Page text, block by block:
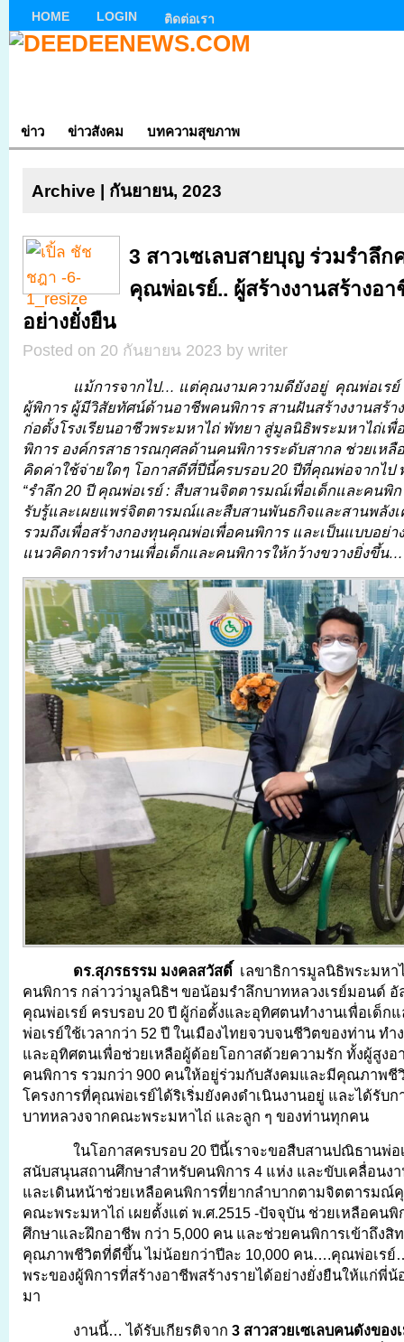
HOME LOGIN ติดต่อเรา
ข่าว ข่าวสังคม บทความสุขภาพ
Archive | กันยายน, 2023
3 สาวเซเลบสายบุญ ร่วมรำลึก
คุณพ่อเรย์.. ผู้สร้างงานสร้างอ
อย่างยั่งยืน
Posted on 20 กันยายน 2023 by writer
แม้การจากไป… แต่คุณงามความดียังอยู่ คุณพ่อเรย์
ผู้พิการ ผู้มีวิสัยทัศน์ด้านอาชีพคนพิการ สานฝันสร้างงานสร้า
ก่อตั้งโรงเรียนอาชีวพระมหาไถ่ พัทยา สู่มูลนิธิพระมหาไถ่เ
พิการ องค์กรสาธารณกุศลด้านคนพิการระดับสากล ช่วยเหลื
คิดค่าใช้จ่ายใดๆ โอกาสดีที่ปีนี้ครบรอบ 20 ปีที่คุณพ่อจากไป
“รำลึก 20 ปี คุณพ่อเรย์: สืบสานจิตตารมณ์เพื่อเด็กและคนพิก
รับรู้และเผยแพร่จิตตารมณ์และสืบสานพันธกิจและสานพลัง
รวมถึงเพื่อสร้างกองทุนคุณพ่อเพื่อคนพิการ และเป็นแบบอย่า
แนวคิดการทำงานเพื่อเด็กและคนพิการให้กว้างขวางยิ่งขึ้น…
ดร.สุภรธรรม มงคลสวัสดิ์ เลขาธิการมูลนิธิพระมห
คนพิการ กล่าวว่ามูลนิธิฯ ขอน้อมรำลึกบาทหลวงเรย์มอนด์ อั
คุณพ่อเรย์ ครบรอบ 20 ปี ผู้ก่อตั้งและอุทิศตนทำงานเพื่อเด็ก
พ่อเรย์ใช้เวลากว่า 52 ปี ในเมืองไทยจวบจนชีวิตของท่าน ทำ
และอุทิศตนเพื่อช่วยเหลือผู้ด้อยโอกาสด้วยความรัก ทั้งผู้สูงอ
คนพิการ รวมกว่า 900 คนให้อยู่ร่วมกับสังคมและมีคุณภาพ
โครงการที่คุณพ่อเรย์ได้ริเริ่มยังคงดำเนินงานอยู่ และได้รับ
บาทหลวงจากคณะพระมหาไถ่ และลูก ๆ ของท่านทุกคน
ในโอกาสครบรอบ 20 ปีนี้เราจะขอสืบสานปณิธานพ่
สนับสนุนสถานศึกษาสำหรับคนพิการ 4 แห่ง และขับเคลื่อนง
และเดินหน้าช่วยเหลือคนพิการที่ยากลำบากตามจิตตารมณ์
คณะพระมหาไถ่ เผยตั้งแต่ พ.ศ.2515 -ปัจจุบัน ช่วยเหลือคนพิ
ศึกษาและฝึกอาชีพ กว่า 5,000 คน และช่วยคนพิการเข้าถึงสิ
คุณภาพชีวิตที่ดีขึ้น ไม่น้อยกว่าปีละ 10,000 คน….คุณพ่อเรย์
พระของผู้พิการที่สร้างอาชีพสร้างรายได้อย่างยั่งยืนให้แก่พี่
มา
งานนี้… ได้รับเกียรติจาก 3 สาวสวยเซเลบคนดังของ